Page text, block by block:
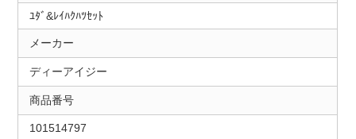
ﾕﾀﾞ&ﾚｲﾊｸﾊﾂｾｯﾄ
メーカー
ディーアイジー
商品番号
101514797